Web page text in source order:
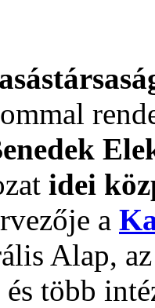
idei
a
Alap,
több